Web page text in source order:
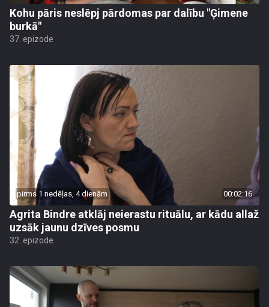
Kohu pāris neslēpj pārdomas par dalību "Ģimene
burkā"
37. epizode
pirms 1 nedēļas, 4 dienām 00:02:16
Agrita Bindre atklāj neierastu rituālu, ar kādu allaž
uzsāk jaunu dzīves posmu
32. epizode